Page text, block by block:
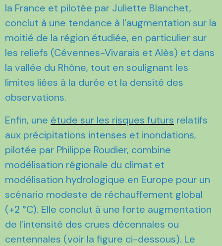
la France et pilotée par Juliette Blanchet,
conclut à une tendance à l’augmentation sur la
moitié de la région étudiée, en particulier sur
les reliefs (Cévennes-Vivarais et Alès) et dans
la vallée du Rhône, tout en soulignant les
limites liées à la durée et la densité des
observations.
Enfin, une étude sur les risques futurs relatifs
aux précipitations intenses et inondations,
pilotée par Philippe Roudier, combine
modélisation régionale du climat et
modélisation hydrologique en Europe pour un
scénario modeste de réchauffement global
(+2 °C). Elle conclut à une forte augmentation
de l’intensité des crues décennales ou
centennales (voir la figure ci-dessous). Le